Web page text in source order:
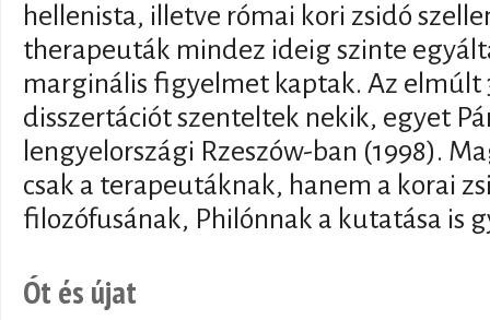
hellenista, illetve római kori zsidó
therapeuták mindez ideig szinte
marginális figyelmet kaptak. Az elmúlt
disszertációt szenteltek nekik, egyet
lengyelországi Rzeszów-ban (1998).
csak a terapeutáknak, hanem a korai
filozófusának, Philónnak a kutatása is
Ót és újat